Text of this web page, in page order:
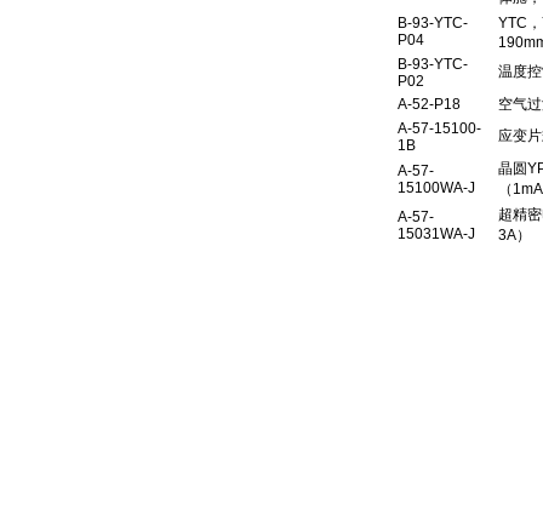
B-93-YTC-
P04
YTC
B-93-YTC-
P02
温度
A-52-P18
空气
A-57-15100-
1B
应变
A-57-
15100WA-J
晶圆
（
A-57-
15031WA-J
超精
3A）